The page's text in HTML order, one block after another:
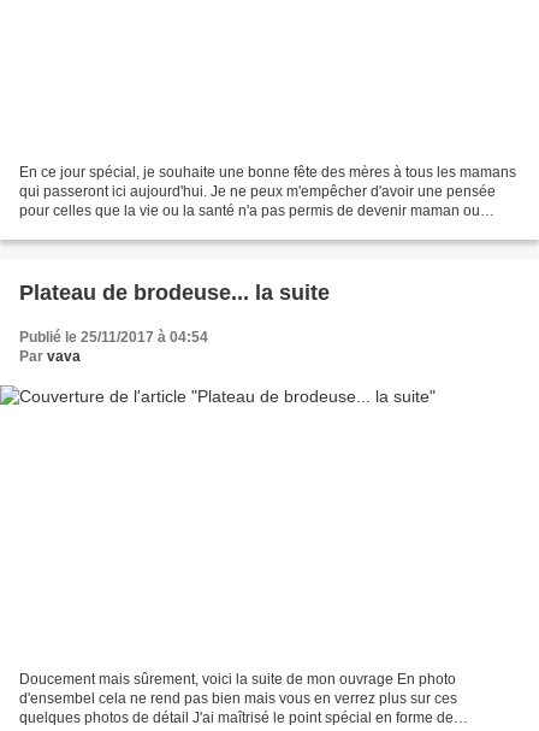
En ce jour spécial, je souhaite une bonne fête des mères à tous les mamans
qui passeront ici aujourd'hui. Je ne peux m'empêcher d'avoir une pensée
pour celles que la vie ou la santé n'a pas permis de devenir maman ou
Plateau de brodeuse... la suite
Publié le 25/11/2017 à 04:54
Par vava
Doucement mais sûrement, voici la suite de mon ouvrage En photo
d'ensembel cela ne rend pas bien mais vous en verrez plus sur ces
quelques photos de détail J'ai maîtrisé le point spécial en forme de